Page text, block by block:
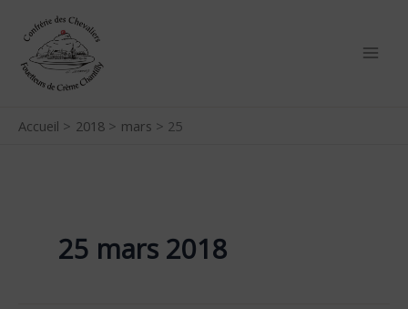
contenu
Accueil 2018 mars 25
25 mars 2018